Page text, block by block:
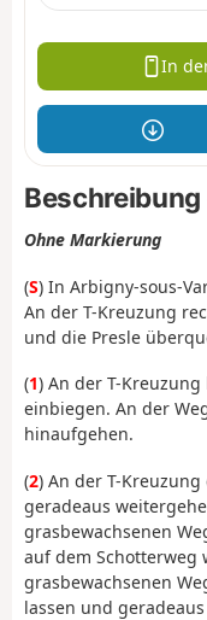
In
Ohne Markierung
(S) In Arbigny-sous-
An der T-Kreuzung
und die Presle
(1) An der T-
einbiegen. An der
hinaufgehen.
(2) An der T-
geradeaus
grasbewachsenen
auf dem Schotterweg
grasbewachsenen
lassen und